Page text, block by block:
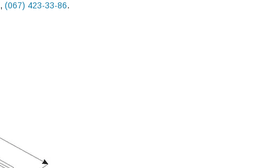
, (067) 423-33-86.